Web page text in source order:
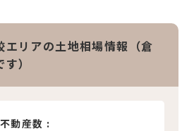
エリアの土地相場情報（倉
）
動産数 :